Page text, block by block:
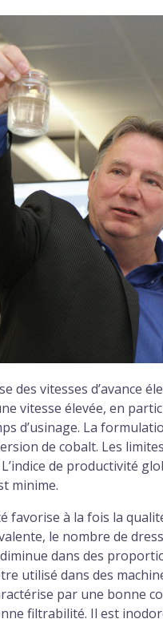
des vitesses d’avance
vitesse élevée, en
d’usinage. La
de cobalt. Les
L’indice de productivité
minime.
favorise à la fois la
le nombre de
dans des
utilisé dans des
par une bonne
filtrabilité. Il est